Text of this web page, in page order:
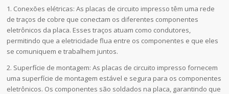
1. Conexões elétricas: As placas de circuito impresso têm uma rede
de traços de cobre que conectam os diferentes componentes
eletrônicos da placa. Esses traços atuam como condutores,
permitindo que a eletricidade flua entre os componentes e que eles
se comuniquem e trabalhem juntos.
2. Superfície de montagem: As placas de circuito impresso fornecem
uma superfície de montagem estável e segura para os componentes
eletrônicos. Os componentes são soldados na placa, garantindo que